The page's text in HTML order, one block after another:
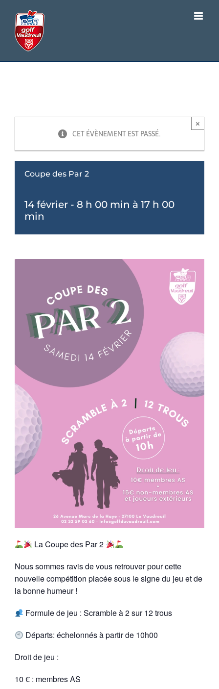
contenu
×
CET ÉVÈNEMENT EST PASSÉ.
Coupe des Par 2
14 février - 8 h 00 min à 17 h 00
min
La Coupe des Par 2
Nous sommes ravis de vous retrouver pour cette
nouvelle compétition placée sous le signe du jeu et de
la bonne humeur !
Formule de jeu : Scramble à 2 sur 12 trous
Départs: échelonnés à partir de 10h00
Droit de jeu :
10 € : membres AS